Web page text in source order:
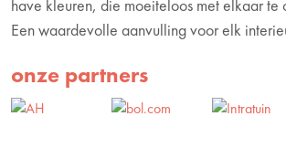
have kleuren, die moeiteloos met elkaar te
Een waardevolle aanvulling voor elk
onze partners